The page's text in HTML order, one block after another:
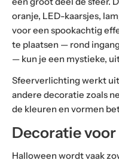
oranje, LED-kaarsjes,
voor een spookachtig
te plaatsen — rond
— kun je een mystieke,
Sfeerverlichting werkt
andere decoratie zoals
de kleuren en vormen
Decoratie
Halloween wordt vaak